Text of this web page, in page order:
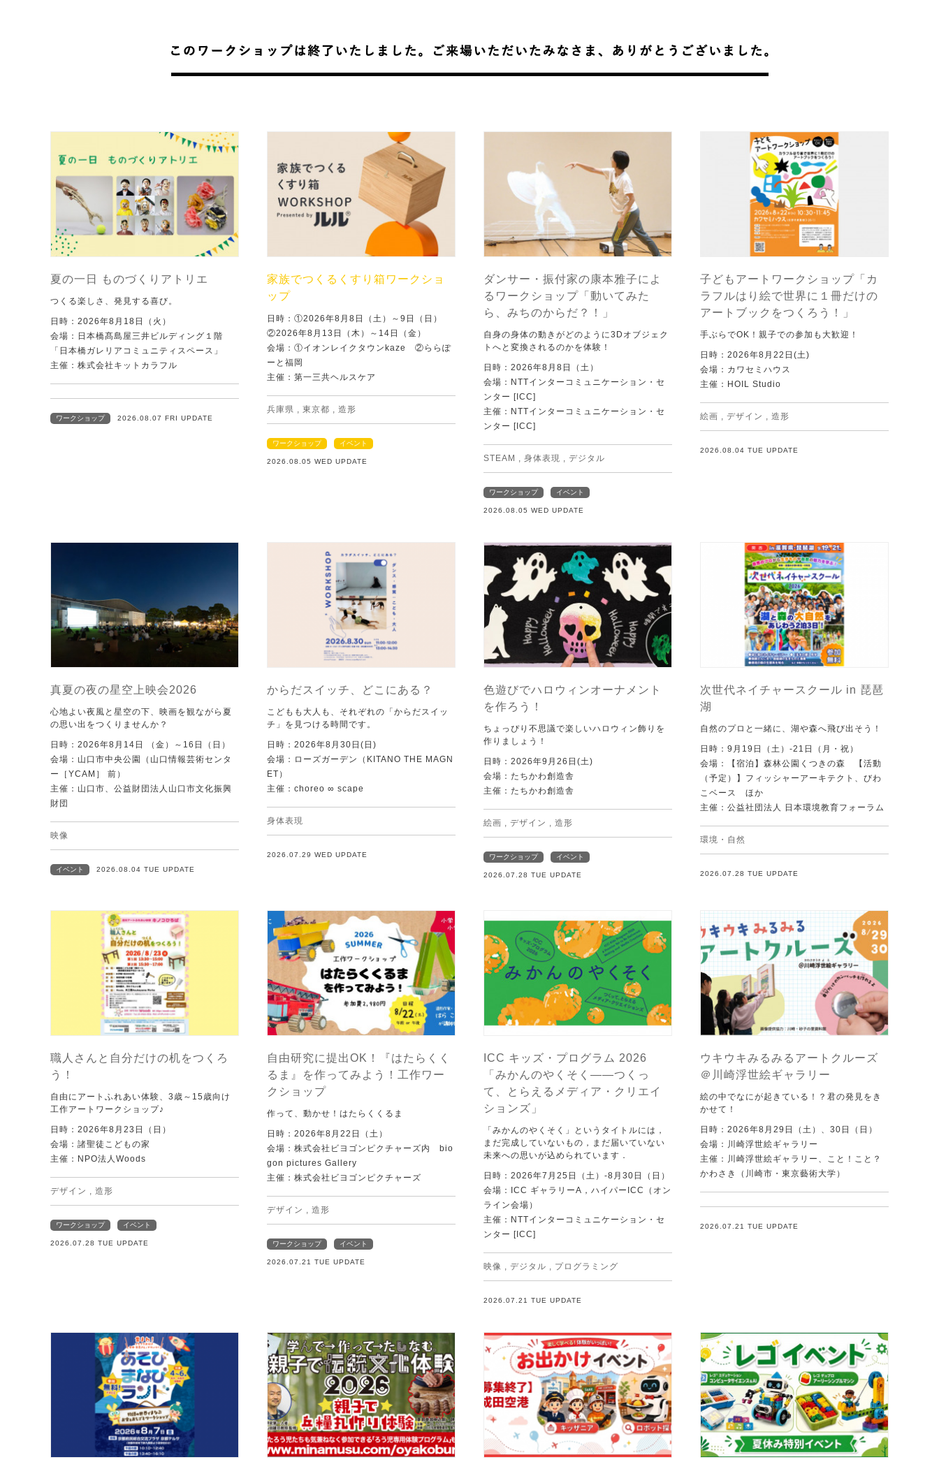
夏の一日 ものづくりアトリエ
つくる楽しさ、発見する喜び。
日時：2026年8月18日（火）
会場：日本橋髙島屋三井ビルディング１階
「日本橋ガレリアコミュニティスペース」
主催：株式会社キットカラフル
ワークショップ 2026.08.07 FRI UPDATE
家族でつくるくすり箱ワークショ
ップ
日時：①2026年8月8日（土）～9日（日）
②2026年8月13日（木）～14日（金）
会場：①イオンレイクタウンkaze ②ららぽ
ーと福岡
主催：第一三共ヘルスケア
兵庫県 東京都 造形
ワークショップ イベント
2026.08.05 WED UPDATE
ダンサー・振付家の康本雅子によ
るワークショップ「動いてみた
ら、みちのからだ？！」
自身の身体の動きがどのように3Dオブジェク
トへと変換されるのかを体験！
日時：2026年8月8日（土）
会場：NTTインターコミュニケーション・セ
ンター [ICC]
主催：NTTインターコミュニケーション・セ
ンター [ICC]
STEAM 身体表現 デジタル
ワークショップ イベント
2026.08.05 WED UPDATE
子どもアートワークショップ「カ
ラフルはり絵で世界に１冊だけの
アートブックをつくろう！」
手ぶらでOK！親子での参加も大歓迎！
日時：2026年8月22日(土)
会場：カワセミハウス
主催：HOIL Studio
絵画 デザイン 造形
2026.08.04 TUE UPDATE
真夏の夜の星空上映会2026
心地よい夜風と星空の下、映画を観ながら夏
の思い出をつくりませんか？
日時：2026年8月14日 （金）～16日（日）
会場：山口市中央公園（山口情報芸術センタ
ー［YCAM］ 前）
主催：山口市、公益財団法人山口市文化振興
財団
映像
イベント 2026.08.04 TUE UPDATE
からだスイッチ、どこにある？
こどもも大人も、それぞれの「からだスイッ
チ」を見つける時間です。
日時：2026年8月30日(日)
会場：ローズガーデン（KITANO THE MAGN
ET）
主催：choreo ∞ scape
身体表現
2026.07.29 WED UPDATE
色遊びでハロウィンオーナメント
を作ろう！
ちょっぴり不思議で楽しいハロウィン飾りを
作りましょう！
日時：2026年9月26日(土)
会場：たちかわ創造舎
主催：たちかわ創造舎
絵画 デザイン 造形
ワークショップ イベント
2026.07.28 TUE UPDATE
次世代ネイチャースクール in 琵琶
湖
自然のプロと一緒に、湖や森へ飛び出そう！
日時：9月19日（土）-21日（月・祝）
会場：【宿泊】森林公園くつきの森 【活動
（予定）】フィッシャーアーキテクト、びわ
こベース ほか
主催：公益社団法人 日本環境教育フォーラム
環境・自然
2026.07.28 TUE UPDATE
職人さんと自分だけの机をつくろ
う！
自由にアートふれあい体験、3歳～15歳向け
工作アートワークショップ♪
日時：2026年8月23日（日）
会場：諸聖徒こどもの家
主催：NPO法人Woods
デザイン 造形
ワークショップ イベント
2026.07.28 TUE UPDATE
自由研究に提出OK！『はたらくく
るま』を作ってみよう！工作ワー
クショップ
作って、動かせ！はたらくくるま
日時：2026年8月22日（土）
会場：株式会社ビヨゴンピクチャーズ内 bio
gon pictures Gallery
主催：株式会社ビヨゴンピクチャーズ
デザイン 造形
ワークショップ イベント
2026.07.21 TUE UPDATE
ICC キッズ・プログラム 2026
「みかんのやくそく——つくっ
て、とらえるメディア・クリエイ
ションズ」
「みかんのやくそく」というタイトルには，
まだ完成していないもの，まだ届いていない
未来への思いが込められています．
日時：2026年7月25日（土）-8月30日（日）
会場：ICC ギャラリーA，ハイパーICC（オン
ライン会場）
主催：NTTインターコミュニケーション・セ
ンター [ICC]
映像 デジタル プログラミング
2026.07.21 TUE UPDATE
ウキウキみるみるアートクルーズ
＠川崎浮世絵ギャラリー
絵の中でなにが起きている！？君の発見をき
かせて！
日時：2026年8月29日（土）、30日（日）
会場：川崎浮世絵ギャラリー
主催：川崎浮世絵ギャラリー、こと！こと？
かわさき（川崎市・東京藝術大学）
2026.07.21 TUE UPDATE